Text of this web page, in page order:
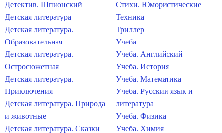
Детектив. Шпионский
Детская литература
Детская литература.
Образовательная
Детская литература.
Остросюжетная
Детская литература.
Приключения
Детская литература. Природа
и животные
Детская литература. Сказки
Стихи. Юмористические
Техника
Триллер
Учеба
Учеба. Английский
Учеба. История
Учеба. Математика
Учеба. Русский язык и
литература
Учеба. Физика
Учеба. Химия